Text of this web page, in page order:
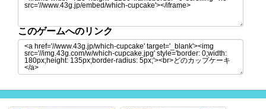
このゲームへのリンク